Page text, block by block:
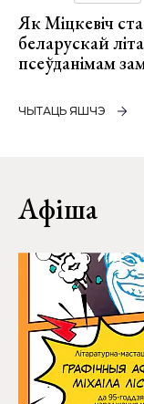
Як Міцкевіч
беларускай
псеўданімам
ЧЫТАЦЬ ЯШЧЭ
Афіша